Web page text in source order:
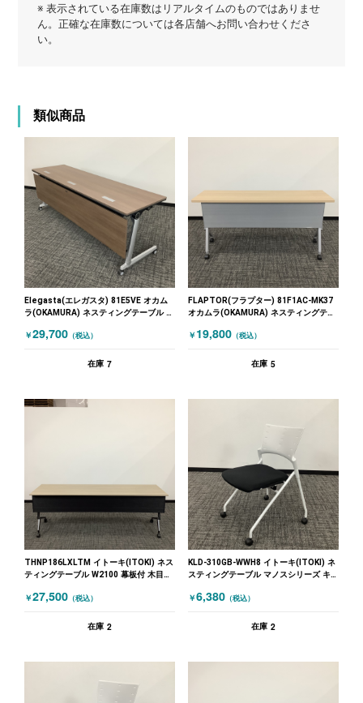
※ 表示されている在庫数はリアルタイムのものではありませ
ん。正確な在庫数については各店舗へお問い合わせくださ
い。
類似商品
Elegasta(エレガスタ) 81E5VE オカム
ラ(OKAMURA) ネスティングテーブル 木
￥29,700 （税込）
在庫 7
FLAPTOR(フラプター) 81F1AC-MK37
オカムラ(OKAMURA) ネスティングテー
￥ 19,800 （税込）
在庫 5
THNP186LXLTM イトーキ(ITOKI) ネス
ティングテーブル W2100 幕板付 木目
￥27,500 （税込）
在庫 2
KLD-310GB-WWH8 イトーキ(ITOKI) ネ
スティングテーブル マノスシリーズ キ
￥6,380 （税込）
在庫 2